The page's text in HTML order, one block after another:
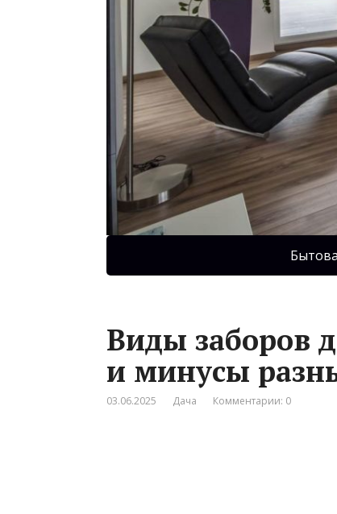
Виды заборов
и минусы
03.06.2025 Дача Комментарии: 0